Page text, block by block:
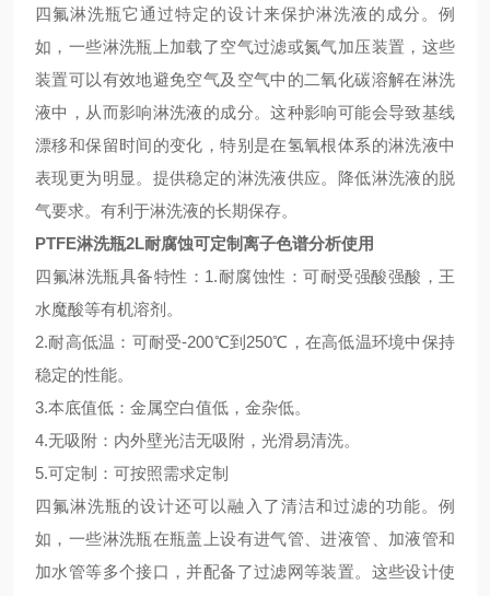
四氟淋洗瓶它通过特定的设计来保护淋洗液的成分。例
如，一些淋洗瓶上加载了空气过滤或氮气加压装置，这些
装置可以有效地避免空气及空气中的二氧化碳溶解在淋洗
液中，从而影响淋洗液的成分。这种影响可能会导致基线
漂移和保留时间的变化，特别是在氢氧根体系的淋洗液中
表现更为明显。提供稳定的淋洗液供应。降低淋洗液的脱
气要求。有利于淋洗液的长期保存。
PTFE淋洗瓶2L耐腐蚀可定制离子色谱分析使用
四氟淋洗瓶具备特性：1.耐腐蚀性：可耐受强酸强酸，王
水魔酸等有机溶剂。
2.耐高低温：可耐受-200℃到250℃，在高低温环境中保持
稳定的性能。
3.本底值低：金属空白值低，金杂低。
4.无吸附：内外壁光洁无吸附，光滑易清洗。
5.可定制：可按照需求定制
四氟淋洗瓶的设计还可以融入了清洁和过滤的功能。例
如，一些淋洗瓶在瓶盖上设有进气管、进液管、加液管和
加水管等多个接口，并配备了过滤网等装置。这些设计使